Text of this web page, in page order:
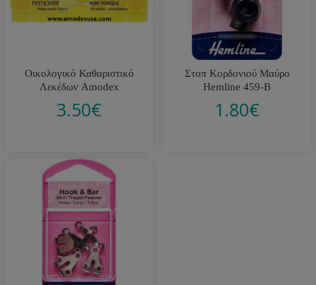
Οικολογικό Καθαριστικό
Λεκέδων Amodex
3.50€
Στοπ Κορδονιού Μαύρο
Hemline 459-B
1.80€